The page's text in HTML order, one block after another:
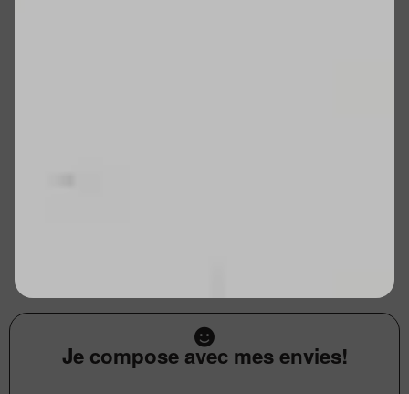
Je compose avec mes envies!